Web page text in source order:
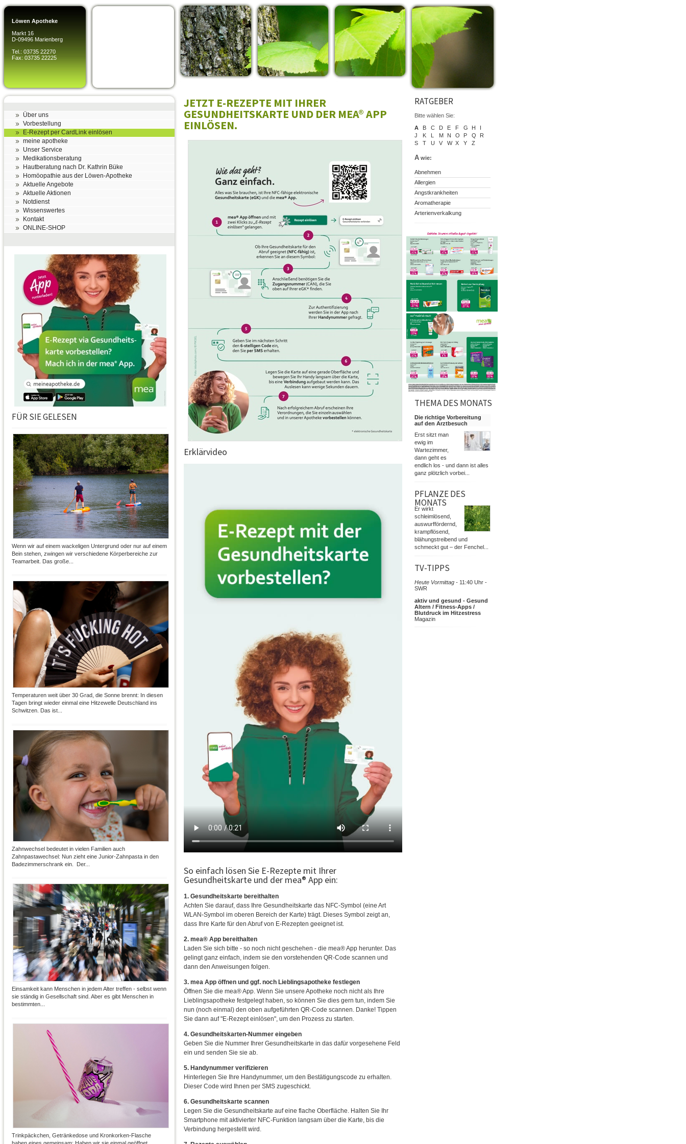
Über uns
Vorbestellung
E-Rezept per CardLink einlösen
meine apotheke
Unser Service
Medikationsberatung
Hautberatung nach Dr. Kathrin Büke
Homöopathie aus der Löwen-Apotheke
Aktuelle Angebote
Aktuelle Aktionen
Notdienst
Wissenswertes
Kontakt
ONLINE-SHOP
Löwen Apotheke
Markt 16
D-09496 Marienberg
Tel.: 03735 22270
Fax: 03735 22225
FÜR SIE GELESEN
Wenn wir auf einem wackeligen Untergrund oder nur auf einem
Bein stehen, zwingen wir verschiedene Körperbereiche zur
Teamarbeit. Das große...
Temperaturen weit über 30 Grad, die Sonne brennt: In diesen
Tagen bringt wieder einmal eine Hitzewelle Deutschland ins
Schwitzen. Das ist...
Zahnwechsel bedeutet in vielen Familien auch
Zahnpastawechsel: Nun zieht eine Junior-Zahnpasta in den
Badezimmerschrank ein. Der...
Einsamkeit kann Menschen in jedem Alter treffen - selbst wenn
sie ständig in Gesellschaft sind. Aber es gibt Menschen in
bestimmten...
Trinkpäckchen, Getränkedose und Kronkorken-Flasche
JETZT E-REZEPTE MIT IHRER
GESUNDHEITSKARTE UND DER MEA® APP
EINLÖSEN.
Erklärvideo
So einfach lösen Sie E-Rezepte mit Ihrer
Gesundheitskarte und der mea® App ein:
1. Gesundheitskarte bereithalten
Achten Sie darauf, dass Ihre Gesundheitskarte das NFC-Symbol (eine Art
WLAN-Symbol im oberen Bereich der Karte) trägt. Dieses Symbol zeigt an,
dass Ihre Karte für den Abruf von E-Rezepten geeignet ist.
2. mea® App bereithalten
Laden Sie sich bitte - so noch nicht geschehen - die mea® App herunter. Das
gelingt ganz einfach, indem sie den vorstehenden QR-Code scannen und
dann den Anweisungen folgen.
3. mea App öffnen und ggf. noch Lieblingsapotheke festlegen
Öffnen Sie die mea® App. Wenn Sie unsere Apotheke noch nicht als Ihre
Lieblingsapotheke festgelegt haben, so können Sie dies gern tun, indem Sie
nun (noch einmal) den oben aufgeführten QR-Code scannen. Danke! Tippen
Sie dann auf "E-Rezept einlösen", um den Prozess zu starten.
4. Gesundheitskarten-Nummer eingeben
Geben Sie die Nummer Ihrer Gesundheitskarte in das dafür vorgesehene Feld
ein und senden Sie sie ab.
5. Handynummer verifizieren
Hinterlegen Sie Ihre Handynummer, um den Bestätigungscode zu erhalten.
Dieser Code wird Ihnen per SMS zugeschickt.
6. Gesundheitskarte scannen
Legen Sie die Gesundheitskarte auf eine flache Oberfläche. Halten Sie Ihr
Smartphone mit aktivierter NFC-Funktion langsam über die Karte, bis die
Verbindung hergestellt wird.
RATGEBER
Bitte wählen Sie:
A
B C D E F G H
I
J
K L M N O P Q
R
S
T U V W X Y Z
A wie:
Abnehmen
Allergien
Angstkrankheiten
Aromatherapie
Arterienverkalkung
THEMA DES MONATS
Die richtige Vorbereitung
auf den Arztbesuch
Erst sitzt man
ewig im
Wartezimmer,
dann geht es
endlich los - und dann ist alles
ganz plötzlich vorbei...
PFLANZE DES
MONATS
Er wirkt
schleimlösend,
auswurffördernd,
krampflösend,
blähungstreibend und
schmeckt gut – der Fenchel...
TV-TIPPS
Heute Vormittag - 11:40 Uhr -
SWR
aktiv und gesund - Gesund
Altern / Fitness-Apps /
Blutdruck im Hitzestress
Magazin